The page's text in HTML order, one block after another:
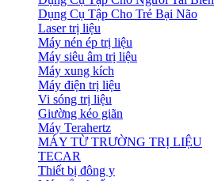
Dụng Cụ Tập Cho Trẻ Bại Não
Laser trị liệu
Máy nén ép trị liệu
Máy siêu âm trị liệu
Máy xung kích
Máy điện trị liệu
Vi sóng trị liệu
Giường kéo giãn
Máy Terahertz
MÁY TỪ TRƯỜNG TRỊ LIỆU
TECAR
Thiết bị đông y